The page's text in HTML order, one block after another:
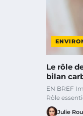
Le rôle
bilan
EN BREF
Rôle
Julie